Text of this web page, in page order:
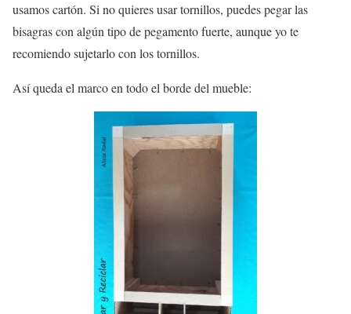
usamos cartón. Si no quieres usar tornillos, puedes pegar las
bisagras con algún tipo de pegamento fuerte, aunque yo te
recomiendo sujetarlo con los tornillos.
Así queda el marco en todo el borde del mueble: